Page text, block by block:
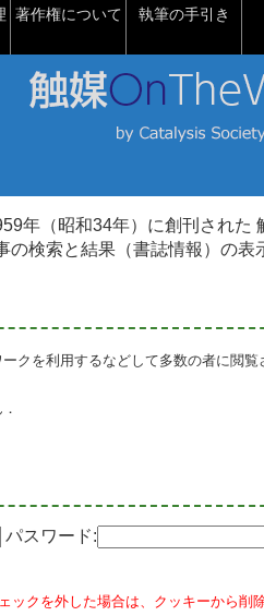
著作権について 執筆の手引き
年（昭和34年）に創刊された
の検索と結果（書誌情報）の
クを利用するなどして多数の者に閲覧
パスワード:
クを外した場合は、クッキーから削除